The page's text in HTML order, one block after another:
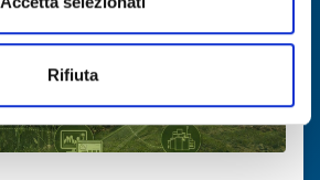
Rifiuta